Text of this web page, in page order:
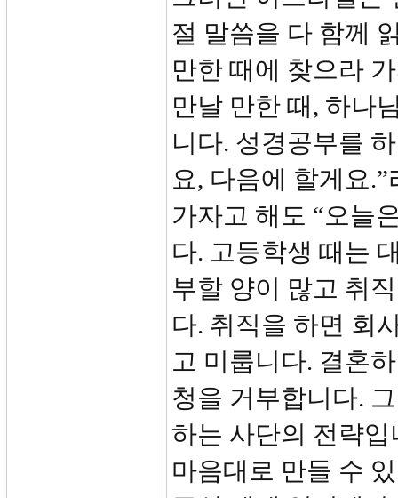
절 말씀을 다 함께
만한 때에 찾으라
만날 만한 때, 하나
니다. 성경공부를
요, 다음에 할게요
가자고 해도 “오늘
다. 고등학생 때는
부할 양이 많고 취
다. 취직을 하면 회
고 미룹니다. 결혼
청을 거부합니다.
하는 사단의 전략
마음대로 만들 수